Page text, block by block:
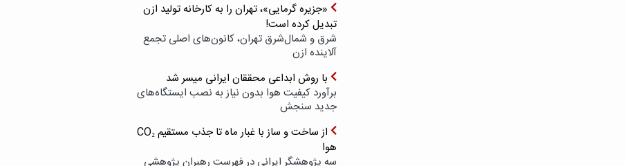
«جزیره گرمایی»، تهران را به کارخانه تولید ازن
تبدیل کرده است!
شرق و شمال‌شرق تهران، کانون‌های اصلی تجمع
آلاینده ازن
با روش ابداعی محققان ایرانی میسر شد
برآورد کیفیت هوا بدون نیاز به نصب ایستگاه‌های
جدید سنجش
از ساخت و ساز با غبار ماه تا جذب مستقیم CO₂
هوا
سه پژوهشگر ایرانی در فهرست رهبران پژوهشی